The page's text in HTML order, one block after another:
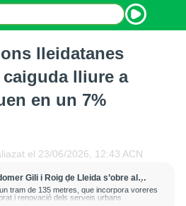
NOTÍCIES
PROGRAMES
ESPORTS
lleidatanes
lliure a
en un 7%
el 23/06/2026, 12:43 ACN
Gili i Roig de Lleida s’obre al
la connexió entre Ciutat Jardí i
Roure
tram de 135 metres, que incorpora voreres
i renovació dels serveis urbans